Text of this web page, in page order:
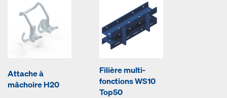
Attache à
mâchoire H20
Filière multi-
fonctions WS10
Top50